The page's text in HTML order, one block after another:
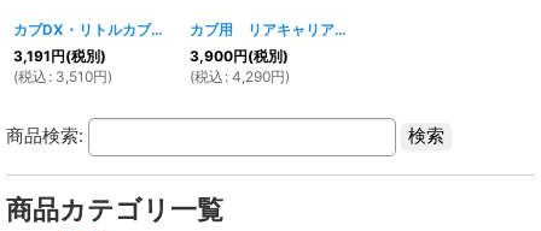
カブDX・リトルカブ用 インナーバスケット メッキ
3,191円(税別)
(税込 : 3,510円)
カブ用 リアキャリア メッキ(カブ・DX・STD・リトルカブ用)
3,900円(税別)
(税込 : 4,290円)
商品検索:
商品カテゴリ一覧